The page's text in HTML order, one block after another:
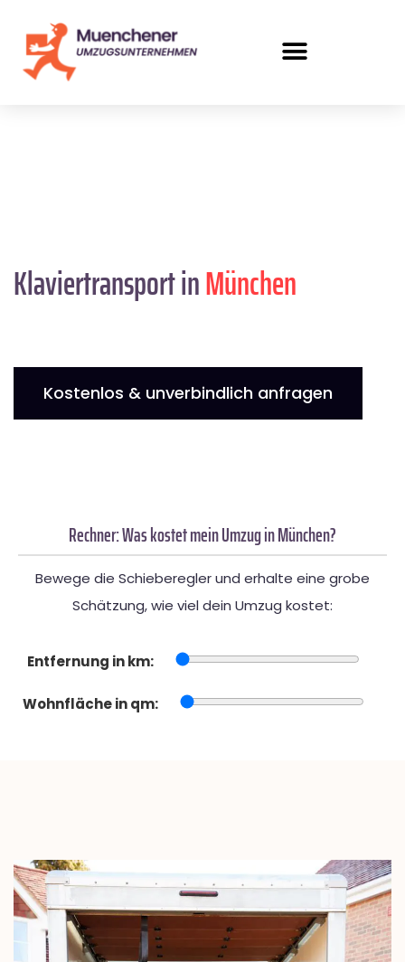
Klaviertransport inMünchen
Kostenlos & unverbindlich anfragen
Rechner: Was kostet mein Umzug in München?
Bewege die Schieberegler und erhalte eine grobe
Schätzung, wie viel dein Umzug kostet:
Entfernung in km:
Wohnfläche in qm: